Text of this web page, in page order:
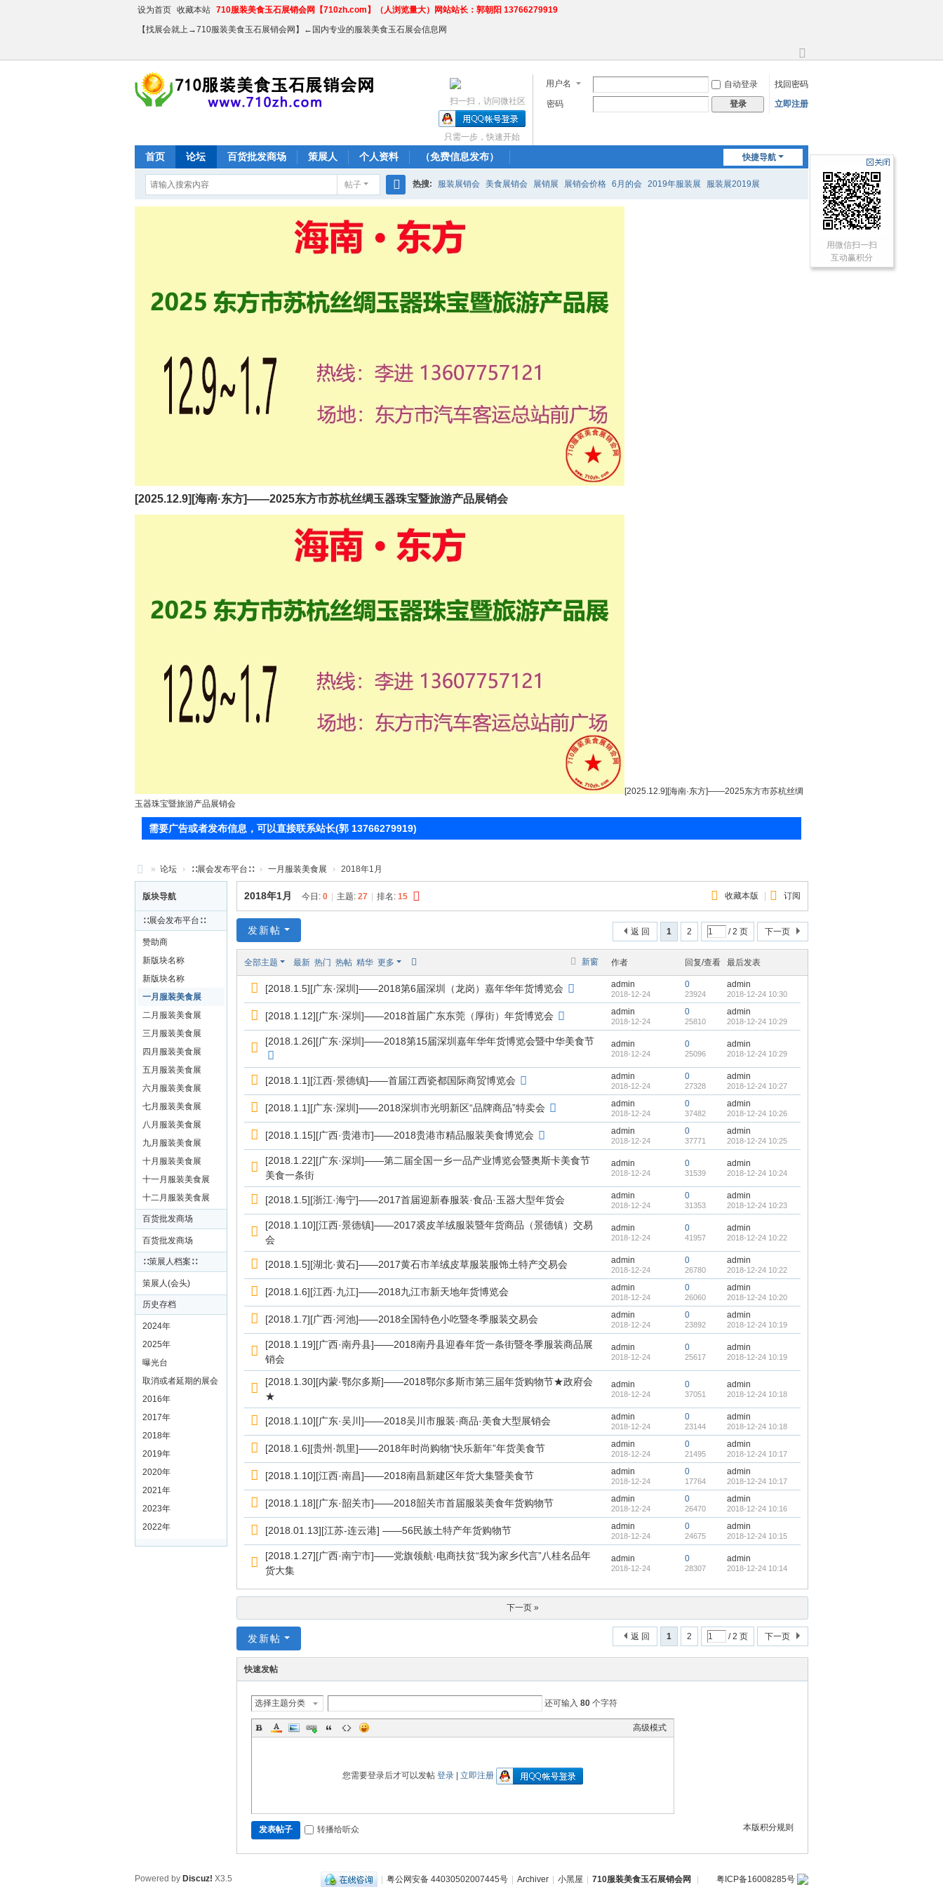
设为首页 收藏本站 710服装美食玉石展销会网【710zh.com】（人浏览量大）网站站长：郭朝阳 13766279919
【找展会就上→710服装美食玉石展销会网】←国内专业的服装美食玉石展会信息网
换
到
宽
用户名 自动登录
找回密码
密码
登录 立即注册
扫一扫，访问微社区
只需一步，快速开始
快捷导航
首页 论坛 百货批发商场 策展人 个人资料 （免费信息发布）
帖子
搜
索
热搜: 服装展销会 美食展销会 展销展 展销会价格 6月的会 2019年服装展 服装展2019展
[2025.12.9][海南·东方]——2025东方市苏杭丝绸玉器珠宝暨旅游产品展销会
[2025.12.9][海南·东方]——2025东方市苏杭丝绸
玉器珠宝暨旅游产品展销会
需要广告或者发布信息，可以直接联系站长(郭 13766279919)
71
0
服
玉
石
展
销
会
» 论坛 › ∷展会发布平台∷ › 一月服装美食展 › 2018年1月
版块导航
∷展会发布平台∷
赞助商
新版块名称
新版块名称
一月服装美食展
二月服装美食展
三月服装美食展
四月服装美食展
五月服装美食展
六月服装美食展
七月服装美食展
八月服装美食展
九月服装美食展
十月服装美食展
十一月服装美食展
十二月服装美食展
百货批发商场
百货批发商场
∷策展人档案∷
策展人(会头)
历史存档
2024年
2025年
曝光台
取消或者延期的展会
2016年
2017年
2018年
2019年
2020年
2021年
2023年
2022年
收藏本版 | 订阅
2018年1月 今日: 0 | 主题: 27 | 排名: 15
1 2 / 2 页 下一页
返 回
发新帖
新窗
全部主题 最新 热门 热帖 精华 更多 作者 回复/查看 最后发表
[2018.1.5][广东·深圳]——2018第6届深圳（龙岗）嘉年华年货博览会 admin
2018-12-24
0
23924
admin
2018-12-24 10:30
[2018.1.12][广东·深圳]——2018首届广东东莞（厚街）年货博览会 admin
2018-12-24
0
25810
admin
2018-12-24 10:29
[2018.1.26][广东·深圳]——2018第15届深圳嘉年华年货博览会暨中华美食节 admin
2018-12-24
0
25096
admin
2018-12-24 10:29
[2018.1.1][江西·景德镇]——首届江西瓷都国际商贸博览会 admin
2018-12-24
0
27328
admin
2018-12-24 10:27
[2018.1.1][广东·深圳]——2018深圳市光明新区“品牌商品”特卖会 admin
2018-12-24
0
37482
admin
2018-12-24 10:26
[2018.1.15][广西·贵港市]——2018贵港市精品服装美食博览会 admin
2018-12-24
0
37771
admin
2018-12-24 10:25
[2018.1.22][广东·深圳]——第二届全国一乡一品产业博览会暨奥斯卡美食节
美食一条街
admin
2018-12-24
0
31539
admin
2018-12-24 10:24
[2018.1.5][浙江·海宁]——2017首届迎新春服装·食品·玉器大型年货会 admin
2018-12-24
0
31353
admin
2018-12-24 10:23
[2018.1.10][江西·景德镇]——2017裘皮羊绒服装暨年货商品（景德镇）交易
会
admin
2018-12-24
0
41957
admin
2018-12-24 10:22
[2018.1.5][湖北·黄石]——2017黄石市羊绒皮草服装服饰土特产交易会 admin
2018-12-24
0
26780
admin
2018-12-24 10:22
[2018.1.6][江西·九江]——2018九江市新天地年货博览会 admin
2018-12-24
0
26060
admin
2018-12-24 10:20
[2018.1.7][广西·河池]——2018全国特色小吃暨冬季服装交易会 admin
2018-12-24
0
23892
admin
2018-12-24 10:19
[2018.1.19][广西·南丹县]——2018南丹县迎春年货一条街暨冬季服装商品展
销会
admin
2018-12-24
0
25617
admin
2018-12-24 10:19
[2018.1.30][内蒙·鄂尔多斯]——2018鄂尔多斯市第三届年货购物节★政府会
★
admin
2018-12-24
0
37051
admin
2018-12-24 10:18
[2018.1.10][广东·吴川]——2018吴川市服装·商品·美食大型展销会 admin
2018-12-24
0
23144
admin
2018-12-24 10:18
[2018.1.6][贵州·凯里]——2018年时尚购物“快乐新年”年货美食节 admin
2018-12-24
0
21495
admin
2018-12-24 10:17
[2018.1.10][江西·南昌]——2018南昌新建区年货大集暨美食节 admin
2018-12-24
0
17764
admin
2018-12-24 10:17
[2018.1.18][广东·韶关市]——2018韶关市首届服装美食年货购物节 admin
2018-12-24
0
26470
admin
2018-12-24 10:16
[2018.01.13][江苏-连云港] ——56民族土特产年货购物节 admin
2018-12-24
0
24675
admin
2018-12-24 10:15
[2018.1.27][广西·南宁市]——党旗领航·电商扶贫“我为家乡代言”八桂名品年
货大集
admin
2018-12-24
0
28307
admin
2018-12-24 10:14
下一页 »
1 2 / 2 页 下一页
返 回
发新帖
快速发帖
选择主题分类 还可输入 80 个字符
高级模式
您需要登录后才可以发帖 登录 | 立即注册
本版积分规则
发表帖子 转播给听众
用微信扫一扫
互动赢积分
| 粤公网安备 44030502007445号 | Archiver | 小黑屋 | 710服装美食玉石展销会网 | 粤ICP备16008285号
Powered by Discuz! X3.5